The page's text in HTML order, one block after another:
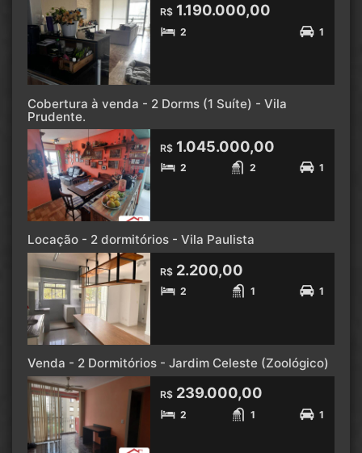
R$ 1.190.000,00
2 1
Cobertura à venda - 2 Dorms (1 Suíte) - Vila
Prudente.
R$ 1.045.000,00
2 2 1
Locação - 2 dormitórios - Vila Paulista
R$ 2.200,00
2 1 1
Venda - 2 Dormitórios - Jardim Celeste (Zoológico)
R$ 239.000,00
2 1 1